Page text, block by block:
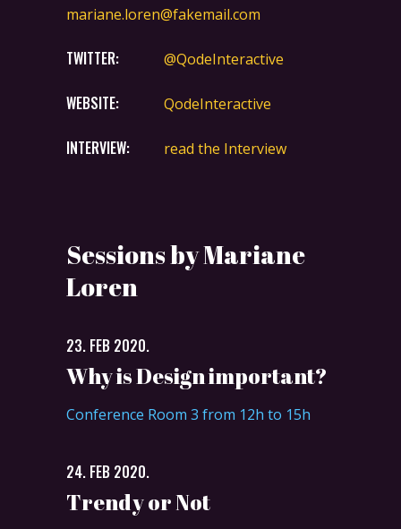
mariane.loren@fakemail.com
TWITTER: @QodeInteractive
WEBSITE: QodeInteractive
INTERVIEW: read the Interview
Sessions by Mariane
Loren
23. FEB 2020.
Why is Design important?
Conference Room 3 from 12h to 15h
24. FEB 2020.
Trendy or Not